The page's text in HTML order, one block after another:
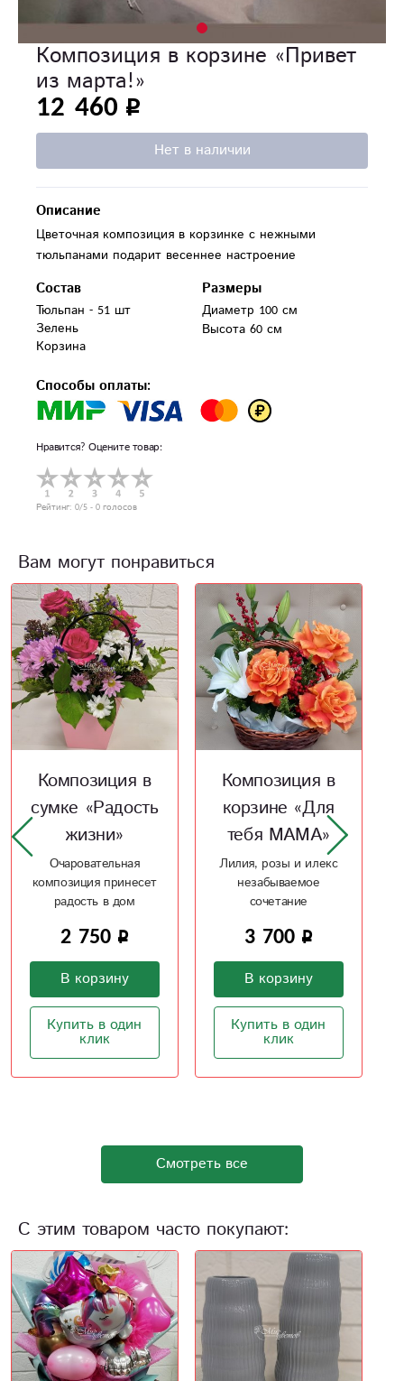
Композиция в корзине «Привет
из марта!»
12 460
Нет в наличии
Описание
Цветочная композиция в корзинке с нежными
тюльпанами подарит весеннее настроение
Состав
Тюльпан - 51 шт
Зелень
Корзина
Размеры
Диаметр 100 см
Высота 60 см
Способы оплаты:
Нравится? Оцените товар:
Рейтинг: 0/5 - 0 голосов
Вам могут понравиться
Композиция в
корзине «Для
тебя МАМА»
Лилия, розы и илекс
незабываемое
сочетание
3 700
В корзину
Купить в один
клик
Композиции
«Скоро
праздник»
Три чудесных
композиции на
праздничный стол
19 500
В корзину
Купить в один
клик
Смотреть все
С этим товаром часто покупают: